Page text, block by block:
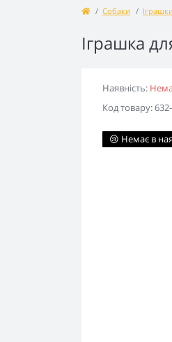
Собаки Іграшки
Іграшка
Наявність:
Код товару:
😢 Немає в